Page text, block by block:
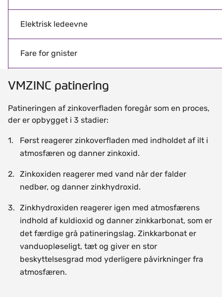
Elektrisk ledeevne
Fare for gnister
Magnetiske egenskaber
VMZINC patinering
Patineringen af zinkoverfladen foregår som en proces,
der er opbygget i 3 stadier:
Først reagerer zinkoverfladen med indholdet af ilt i
atmosfæren og danner zinkoxid.
Zinkoxiden reagerer med vand når der falder
nedbør, og danner zinkhydroxid.
Zinkhydroxiden reagerer igen med atmosfærens
indhold af kuldioxid og danner zinkkarbonat, som er
det færdige grå patineringslag. Zinkkarbonat er
vanduopløseligt, tæt og giver en stor
beskyttelsesgrad mod yderligere påvirkninger fra
atmosfæren.